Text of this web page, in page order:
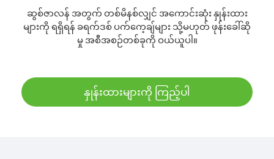
ဆွစ်ဇာလန် အတွက် တစ်မိနစ်လျှင် အကောင်းဆုံး နှုန်းထား
များကို ရရှိရန် ခရက်ဒစ် ပက်ကေ့ချ်များ သို့မဟုတ် ဖုန်းခေါ်ဆို
မှု အစီအစဉ်တစ်ခုကို ဝယ်ယူပါ။
နှုန်းထားများကို ကြည့်ပါ